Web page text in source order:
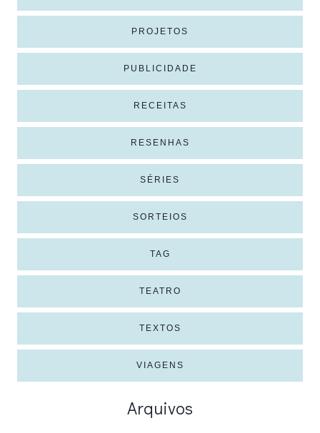
PROJETOS
PUBLICIDADE
RECEITAS
RESENHAS
SÉRIES
SORTEIOS
TAG
TEATRO
TEXTOS
VIAGENS
Arquivos